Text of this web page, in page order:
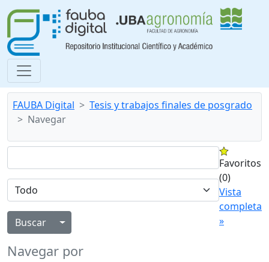
FAUBA Digital
Tesis y trabajos finales de posgrado
Navegar
Alternar menú desplegable
Favoritos
(0)
Vista
completa
»
Navegar por